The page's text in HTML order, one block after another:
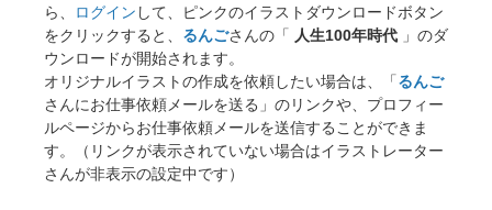
ら、
ログイン して、ピンクのイラストダウンロードボタン
をクリックすると、 るんごさんの「 人生100年時代 」のダ
ウンロードが開始されます。
オリジナルイラストの作成を依頼したい場合は、「るんご
さんにお仕事依頼メールを送る」のリンクや、プロフィー
ルページからお仕事依頼メールを送信することができま
す。（リンクが表示されていない場合はイラストレーター
さんが非表示の設定中です）